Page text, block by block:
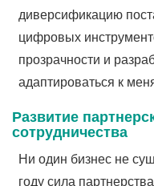
диверсификацию
цифровых
прозрачности и
адаптироваться к
Развитие
сотрудничества
Ни один бизнес не
году сила